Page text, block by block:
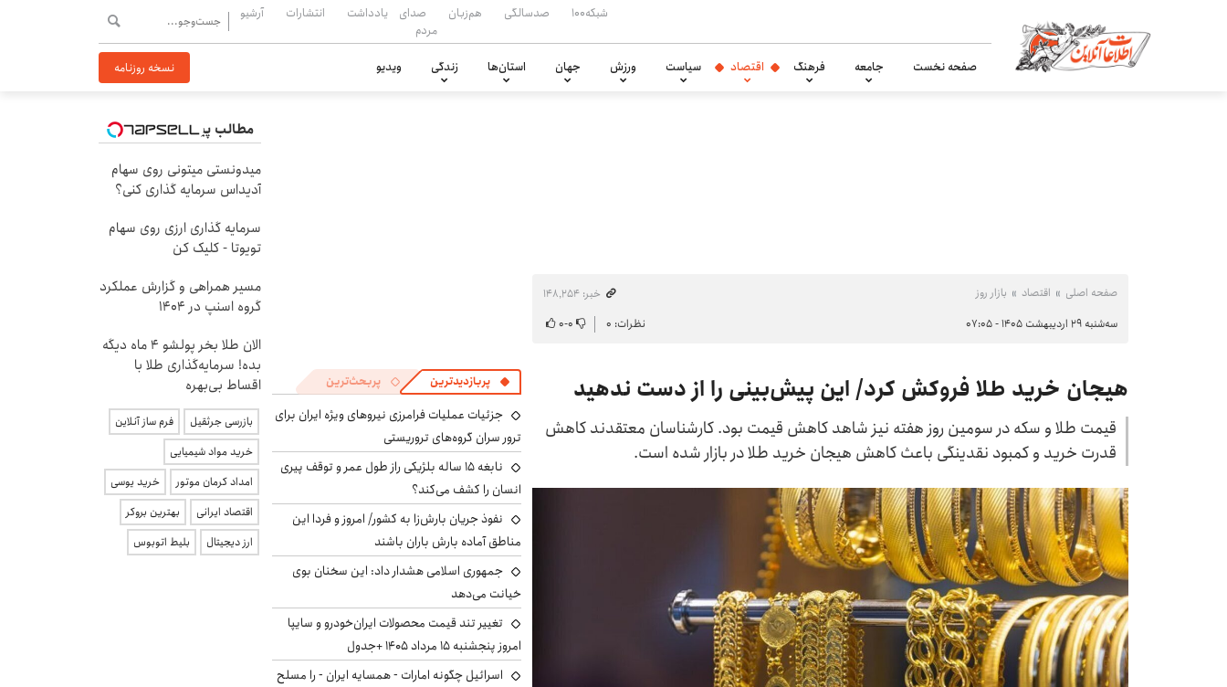
شبکه۱۰۰ صدسالگی هم‌زبان
صدای
مردم
یادداشت انتشارات آرشیو
صفحه نخست جامعه فرهنگ اقتصاد سیاست ورزش جهان استان‌ها زندگی ویدیو نسخه روزنامه
صفحه اصلی اقتصاد بازار روز
خبر: ۱۴۸٬۲۵۴
سه‌شنبه ۲۹ اردیبهشت ۱۴۰۵ - ۰۷:۰۵
نظرات: ۰ ۰-۰
هیجان خرید طلا فروکش کرد/ این پیش‌بینی را از دست ندهید
قیمت طلا و سکه در سومین روز هفته نیز شاهد کاهش قیمت بود. کارشناسان معتقدند کاهش
قدرت خرید و کمبود نقدینگی باعث کاهش هیجان خرید طلا در بازار شده است.
پربازدیدترین پربحث‌ترین
جزئیات عملیات فرامرزی نیروهای ویژه ایران برای
ترور سران گروه‌های تروریستی
نابغه ۱۵ ساله بلژیکی راز طول عمر و توقف پیری
انسان را کشف می‌کند؟
نفوذ جریان بارش‌زا به کشور/ امروز و فردا این
مناطق آماده بارش باران باشند
جمهوری اسلامی هشدار داد: این سخنان بوی
خیانت می‌دهد
تغییر تند قیمت محصولات ایران‌خودرو و سایپا
امروز پنجشنبه ۱۵ مرداد ۱۴۰۵ +جدول
اسرائیل چگونه امارات - همسایه ایران - را مسلح
مطالب پیشنهادی
میدونستی میتونی روی سهام
آدیداس سرمایه گذاری کنی؟
سرمایه گذاری ارزی روی سهام
تویوتا - کلیک کن
مسیر همراهی و گزارش عملکرد
گروه اسنپ در ۱۴۰۴
الان طلا بخر پولشو 4 ماه دیگه
بده! سرمایه‌گذاری طلا با
اقساط بی‌بهره
بازرسی جرثقیل
فرم ساز آنلاین
خرید مواد شیمیایی
امداد کرمان موتور
خرید یوسی
اقتصاد ایرانی
بهترین بروکر
ارز دیجیتال
بلیط اتوبوس